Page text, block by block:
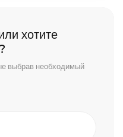
хотите
выбрав необходимый